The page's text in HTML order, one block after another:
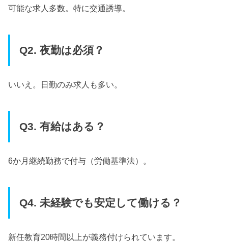
可能な求人多数。特に交通誘導。
Q2. 夜勤は必須？
いいえ。日勤のみ求人も多い。
Q3. 有給はある？
6か月継続勤務で付与（労働基準法）。
Q4. 未経験でも安定して働ける？
新任教育20時間以上が義務付けられています。